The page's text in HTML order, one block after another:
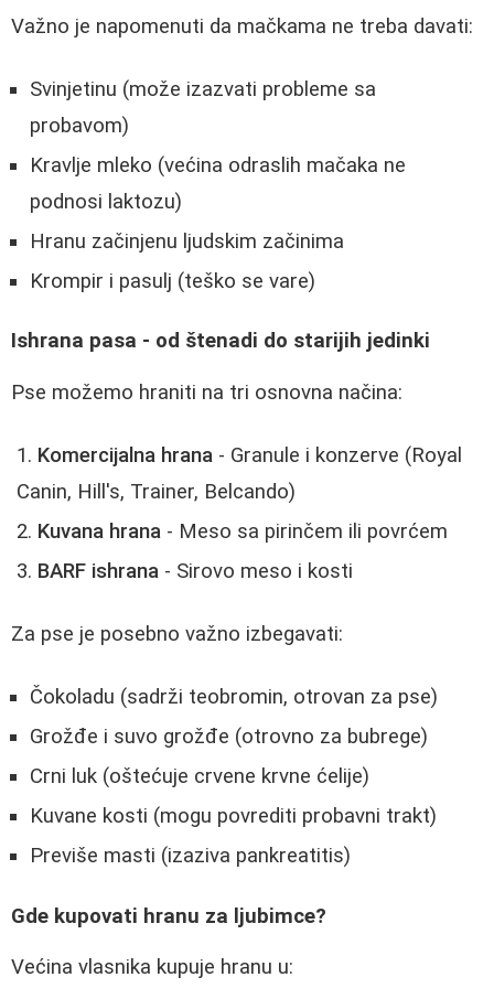
Važno je napomenuti da mačkama ne treba davati:
Svinjetinu (može izazvati probleme sa
probavom)
Kravlje mleko (većina odraslih mačaka ne
podnosi laktozu)
Hranu začinjenu ljudskim začinima
Krompir i pasulj (teško se vare)
Ishrana pasa - od štenadi do starijih jedinki
Pse možemo hraniti na tri osnovna načina:
Komercijalna hrana - Granule i konzerve (Royal
Canin, Hill's, Trainer, Belcando)
Kuvana hrana - Meso sa pirinčem ili povrćem
BARF ishrana - Sirovo meso i kosti
Za pse je posebno važno izbegavati:
Čokoladu (sadrži teobromin, otrovan za pse)
Grožđe i suvo grožđe (otrovno za bubrege)
Crni luk (oštećuje crvene krvne ćelije)
Kuvane kosti (mogu povrediti probavni trakt)
Previše masti (izaziva pankreatitis)
Gde kupovati hranu za ljubimce?
Većina vlasnika kupuje hranu u: